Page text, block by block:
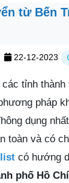
từ Bến
22-12-2023
tỉnh
pháp
dụng
toàn và có
có hướng
phố Hồ